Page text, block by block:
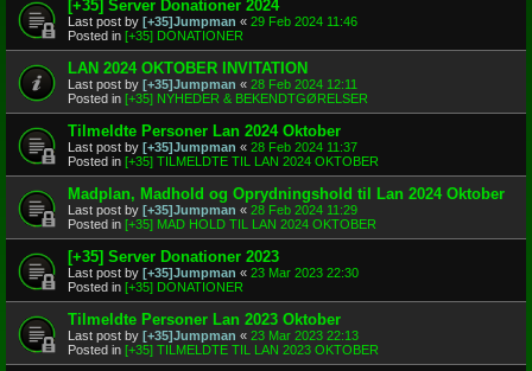
[+35] Server Donationer 2024
Last post by [+35]Jumpman « 29 Feb 2024 11:46
Posted in [+35] DONATIONER
LAN 2024 OKTOBER INVITATION
Last post by [+35]Jumpman « 28 Feb 2024 12:11
Posted in [+35] NYHEDER & BEKENDTGØRELSER
Tilmeldte Personer Lan 2024 Oktober
Last post by [+35]Jumpman « 28 Feb 2024 11:37
Posted in [+35] TILMELDTE TIL LAN 2024 OKTOBER
Madplan, Madhold og Oprydningshold til Lan 2024 Oktober
Last post by [+35]Jumpman « 28 Feb 2024 11:29
Posted in [+35] MAD HOLD TIL LAN 2024 OKTOBER
[+35] Server Donationer 2023
Last post by [+35]Jumpman « 23 Mar 2023 22:30
Posted in [+35] DONATIONER
Tilmeldte Personer Lan 2023 Oktober
Last post by [+35]Jumpman « 23 Mar 2023 22:13
Posted in [+35] TILMELDTE TIL LAN 2023 OKTOBER